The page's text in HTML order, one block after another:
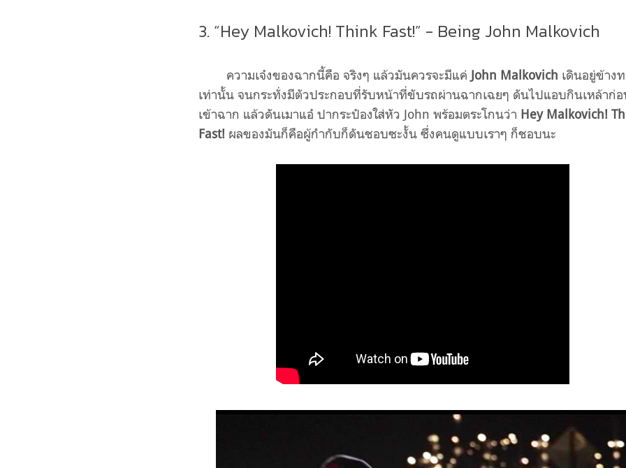
3. “Hey Malkovich! Think Fast!” - Being John Malkovich
ความเจ๋งของฉากนี้คือ จริงๆ แล้วมันควรจะมีแค่ John Malkovich เดินอยู่ข้าง
เท่านั้น จนกระทั่งมีตัวประกอบที่รับหน้าที่ขับรถผ่านฉากเฉยๆ ดันไปแอบกินเหล้าก่
เข้าฉาก แล้วดันเมาแอ๋ ปากระป๋องใส่หัว John พร้อมตระโกนว่า Hey Malkovich!
Fast!ผลของมันก็คือผู้กำกับก็ดันชอบซะงั้น ซึ่งคนดูแบบเราๆ ก็ชอบนะ